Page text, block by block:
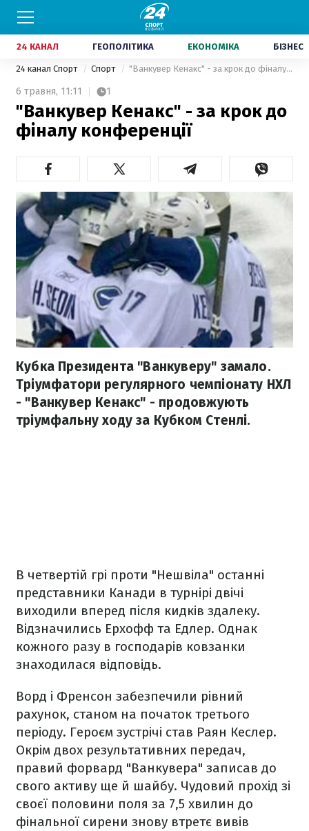
24 КАНАЛ ГЕОПОЛІТИКА ЕКОНОМІКА БІЗНЕС
24 канал Спорт Спорт "Ванкувер Кенакс" - за крок до фіналу конференції
6 травня, 11:11 1
"Ванкувер Кенакс" - за крок до
фіналу конференції
Кубка Президента "Ванкуверу" замало.
Тріумфатори регулярного чемпіонату НХЛ
- "Ванкувер Кенакс" - продовжують
тріумфальну ходу за Кубком Стенлі.
В четвертій грі проти "Нешвіла" останні
представники Канади в турнірі двічі
виходили вперед після кидків здалеку.
Відзначились Ерхофф та Едлер. Однак
кожного разу в господарів ковзанки
знаходилася відповідь.
Ворд і Френсон забезпечили рівний
рахунок, станом на початок третього
періоду. Героєм зустрічі став Раян Кеслер.
Окрім двох результативних передач,
правий форвард "Ванкувера" записав до
свого активу ще й шайбу. Чудовий прохід зі
своєї половини поля за 7,5 хвилин до
фінальної сирени знову втретє вивів